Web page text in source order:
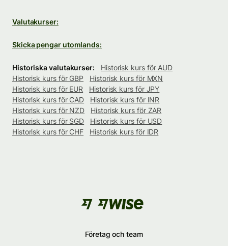
Valutakurser:
Skicka pengar utomlands:
Historiska valutakurser:
Historisk kurs för AUD
Historisk kurs för GBP
Historisk kurs för MXN
Historisk kurs för EUR
Historisk kurs för JPY
Historisk kurs för CAD
Historisk kurs för INR
Historisk kurs för NZD
Historisk kurs för ZAR
Historisk kurs för SGD
Historisk kurs för USD
Historisk kurs för CHF
Historisk kurs för IDR
Företag och team